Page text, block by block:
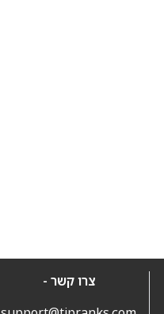
צרו קשר -